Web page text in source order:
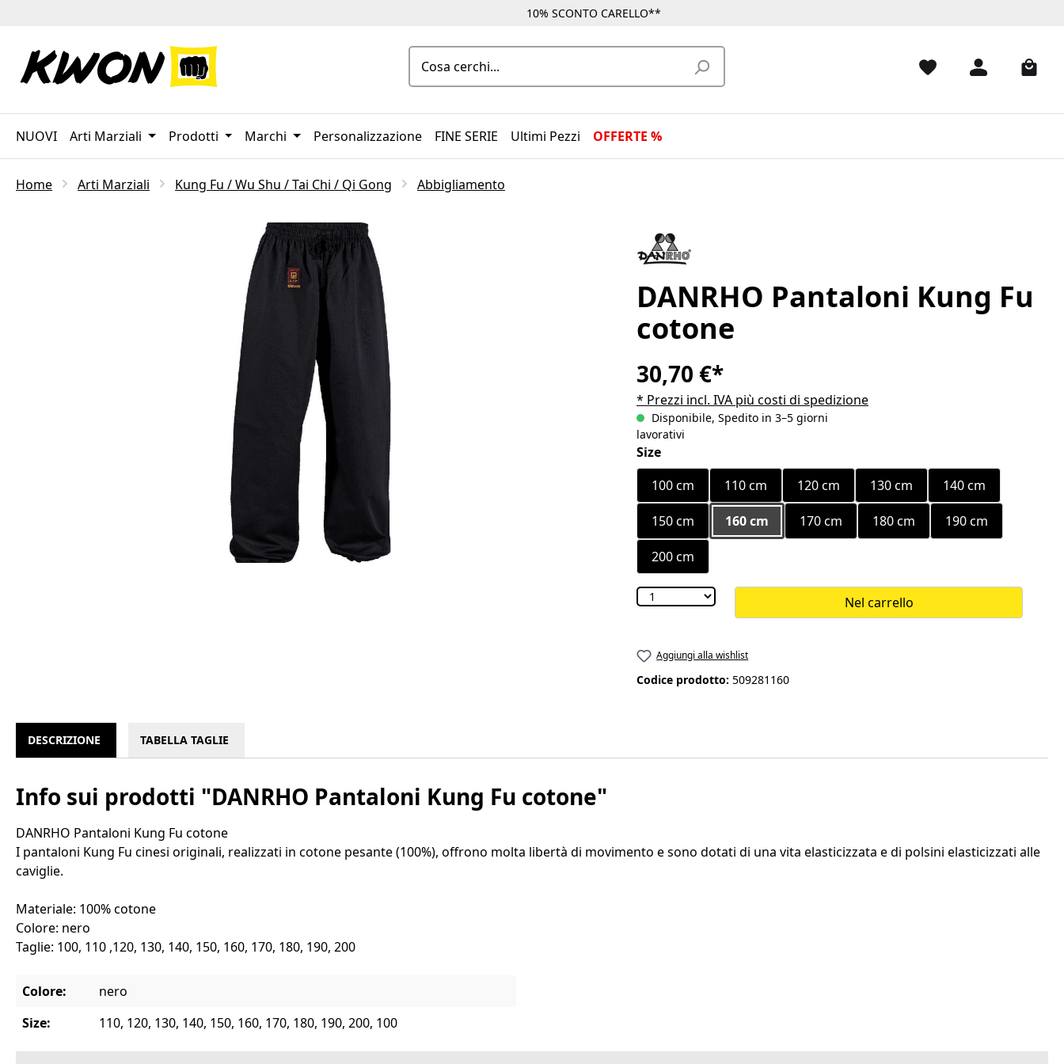
10% SCONTO CARELLO**
NUOVI Arti Marziali Prodotti Marchi Personalizzazione FINE SERIE Ultimi Pezzi OFFERTE %
Home Arti Marziali Kung Fu / Wu Shu / Tai Chi / Qi Gong Abbigliamento
DANRHO Pantaloni Kung Fu
cotone
30,70 €*
* Prezzi incl. IVA più costi di spedizione
Disponibile, Spedito in 3–5 giorni
lavorativi
Seleziona
Size
100 cm
110 cm 120 cm 130 cm 140 cm
150 cm 160 cm 170 cm 180 cm 190 cm
200 cm
Nel carrello
Aggiungi alla wishlist
Codice prodotto: 509281160
DESCRIZIONE TABELLA TAGLIE
Info sui prodotti "DANRHO Pantaloni Kung Fu cotone"
DANRHO Pantaloni Kung Fu cotone
I pantaloni Kung Fu cinesi originali, realizzati in cotone pesante (100%), offrono molta libertà di movimento e sono dotati di una vita elasticizzata e di polsini elasticizzati alle
caviglie.
Materiale: 100% cotone
Colore: nero
Taglie: 100, 110 ,120, 130, 140, 150, 160, 170, 180, 190, 200
Colore:
nero
Size:
110, 120, 130, 140, 150, 160, 170, 180, 190, 200, 100